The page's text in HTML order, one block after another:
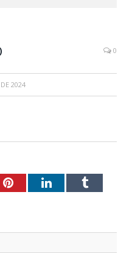
0
2024
PinterestLinkedInTumblr